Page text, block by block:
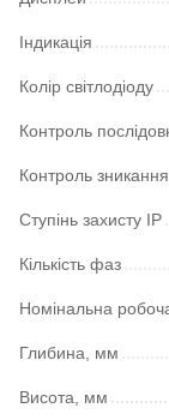
Індикація
Колір світлодіоду
Контроль
Контроль
Ступінь захисту IP
Кількість фаз
Номінальна
Глибина, мм
Висота, мм